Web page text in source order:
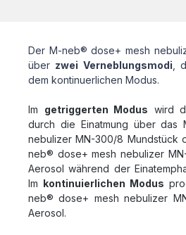
Der M-neb® dose+ mesh
über zwei Verneblungsmodi ,
dem kontinuerlichen Modus.
Im getriggerten Modus wird
durch die Einatmung über das
nebulizer MN-300/8 Mundstück
neb® dose+ mesh nebulizer
Aerosol während der
Im kontinuierlichen Modus
neb® dose+ mesh nebulizer
Aerosol.